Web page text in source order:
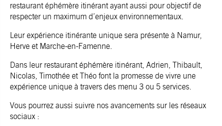
restaurant éphémère itinérant ayant aussi pour objectif de
respecter un maximum d’enjeux environnementaux.
Leur expérience itinérante unique sera présente à Namur,
Herve et Marche-en-Famenne.
Dans leur restaurant éphémère itinérant, Adrien, Thibault,
Nicolas, Timothée et Théo font la promesse de vivre une
expérience unique à travers des menu 3 ou 5 services.
Vous pourrez aussi suivre nos avancements sur les réseaux
sociaux :